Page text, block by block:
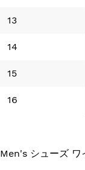
13
14
15
16
Men's シューズ ワ